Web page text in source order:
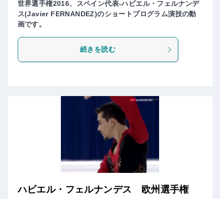
世界選手権2016、スペイン代表-ハビエル・フェルナンデ
ス(Javier FERNANDEZ)のショートプログラム演技の動
画です。
続きを読む
ハビエル・フェルナンデス 欧州選手権